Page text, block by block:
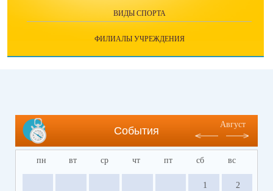
ВИДЫ СПОРТА
ФИЛИАЛЫ УЧРЕЖДЕНИЯ
События
Август
пн вт ср чт пт сб вс
1 2